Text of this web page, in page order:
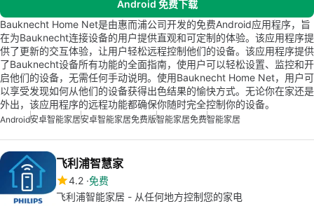
Android 免费下载
Bauknecht Home Net是由惠而浦公司开发的免费Android应用程序，旨
在为Bauknecht连接设备的用户提供直观和可定制的体验。该应用程序提
供了更新的交互体验，让用户轻松远程控制他们的设备。该应用程序提供
了Bauknecht设备所有功能的全面指南，使用户可以轻松设置、监控和开
启他们的设备，无需任何手动说明。使用Bauknecht Home Net，用户可
以享受发现如何从他们的设备获得出色结果的愉快方式。无论你在家还是
外出，该应用程序的远程功能都确保你随时完全控制你的设备。
Android安卓智能家居安卓智能家居免费版智能家居免费智能家居
飞利浦智慧家
4.2 免费
飞利浦智能家居 - 从任何地方控制您的家电